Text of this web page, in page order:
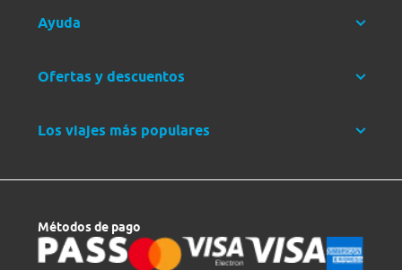
Ayuda
Ofertas y descuentos
Los viajes más populares
Métodos de pago